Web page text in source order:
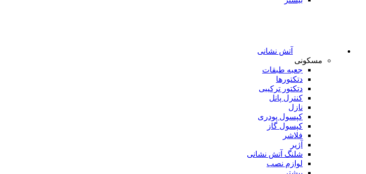
آتش نشانی
مسکونی
جعبه طبقات
دتکتورها
دتکتور ترکیبی
کنترل پانل
نازل
کپسول پودری
کپسول گاز
فلاشر
آژیر
شلنگ آتش نشانی
لوازم نصب